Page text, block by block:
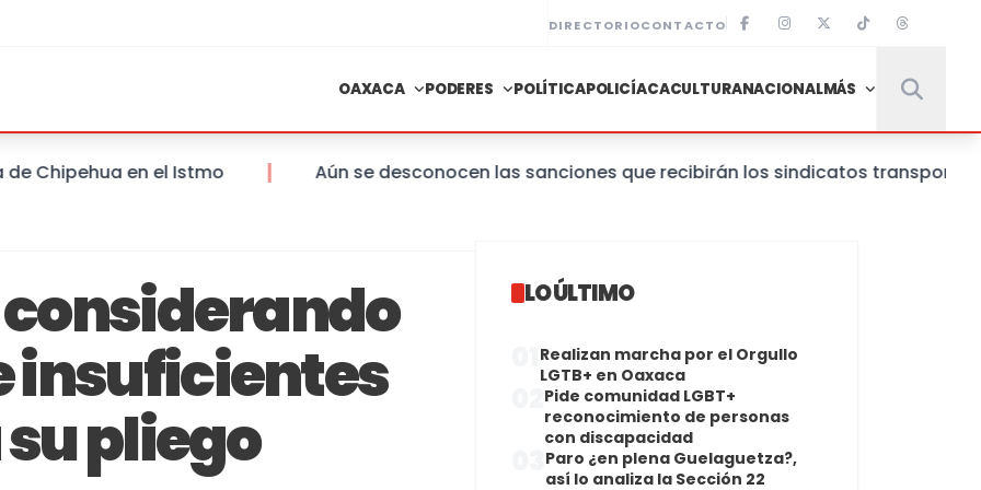
DIRECTORIOCONTACTO
OAXACA PODERES POLÍTICAPOLICÍACACULTURANACIONALMÁS
en el Istmo Aún se desconocen las sanciones que recibirán los sindicatos transportistas
considerando
insuficientes
su pliego
LO ÚLTIMO
Realizan marcha por el Orgullo
LGTB+ en Oaxaca
Pide comunidad LGBT+
reconocimiento de personas
con discapacidad
Paro ¿en plena Guelaguetza?,
así lo analiza la Sección 22